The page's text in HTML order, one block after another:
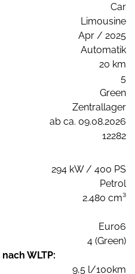
Car
Limousine
Apr / 2025
Automatik
20 km
5
Green
Zentrallager
ab ca. 09.08.2026
12282
294 kW / 400 PS
Petrol
2.480 cm³
Euro6
4 (Green)
WLTP:
9,5 l/100km